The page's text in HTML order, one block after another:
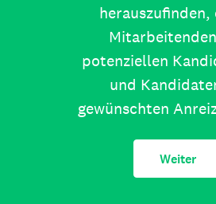
herauszufinden,
potenziellen
und
gewünschten
Weiter